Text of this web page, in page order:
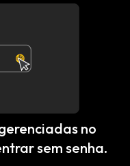
no
sem senha.